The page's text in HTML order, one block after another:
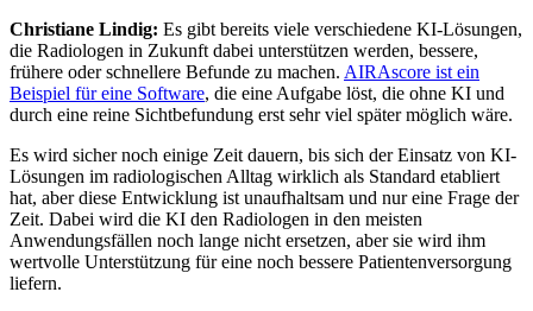
Christiane Lindig: Es gibt bereits viele verschiedene KI-Lösungen,
die Radiologen in Zukunft dabei unterstützen werden, bessere,
frühere oder schnellere Befunde zu machen. AIRAscore ist ein
Beispiel für eine Software, die eine Aufgabe löst, die ohne KI und
durch eine reine Sichtbefundung erst sehr viel später möglich wäre.
Es wird sicher noch einige Zeit dauern, bis sich der Einsatz von KI-
Lösungen im radiologischen Alltag wirklich als Standard etabliert
hat, aber diese Entwicklung ist unaufhaltsam und nur eine Frage der
Zeit. Dabei wird die KI den Radiologen in den meisten
Anwendungsfällen noch lange nicht ersetzen, aber sie wird ihm
wertvolle Unterstützung für eine noch bessere Patientenversorgung
liefern.